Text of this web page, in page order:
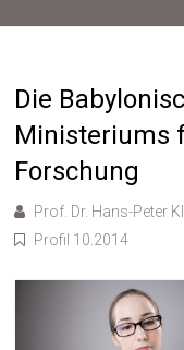
Die
Ministeriums
Forschung
Prof. Dr. Hans-Peter
Profil 10.2014